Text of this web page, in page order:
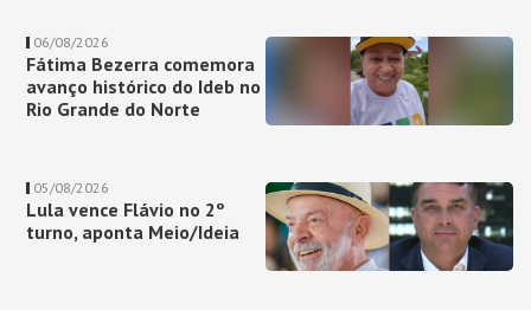
06/08/2026
Fátima Bezerra comemora
avanço histórico do Ideb no
Rio Grande do Norte
05/08/2026
Lula vence Flávio no 2º
turno, aponta Meio/Ideia